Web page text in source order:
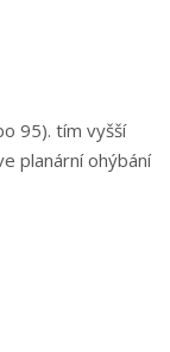
95). tím vyšší
planární ohýbání